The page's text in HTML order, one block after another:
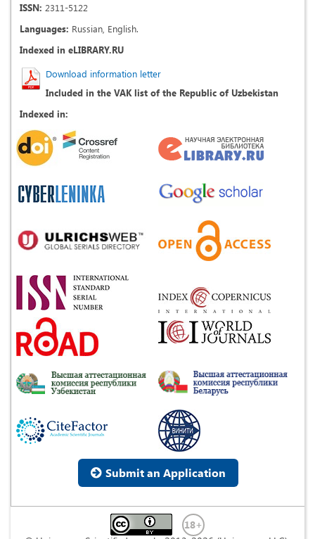
ISSN: 2311-5122
Languages: Russian, English.
Indexed in eLIBRARY.RU
Download information letter
Included in the VAK list of the Republic of Uzbekistan
Indexed in:
Submit an Application